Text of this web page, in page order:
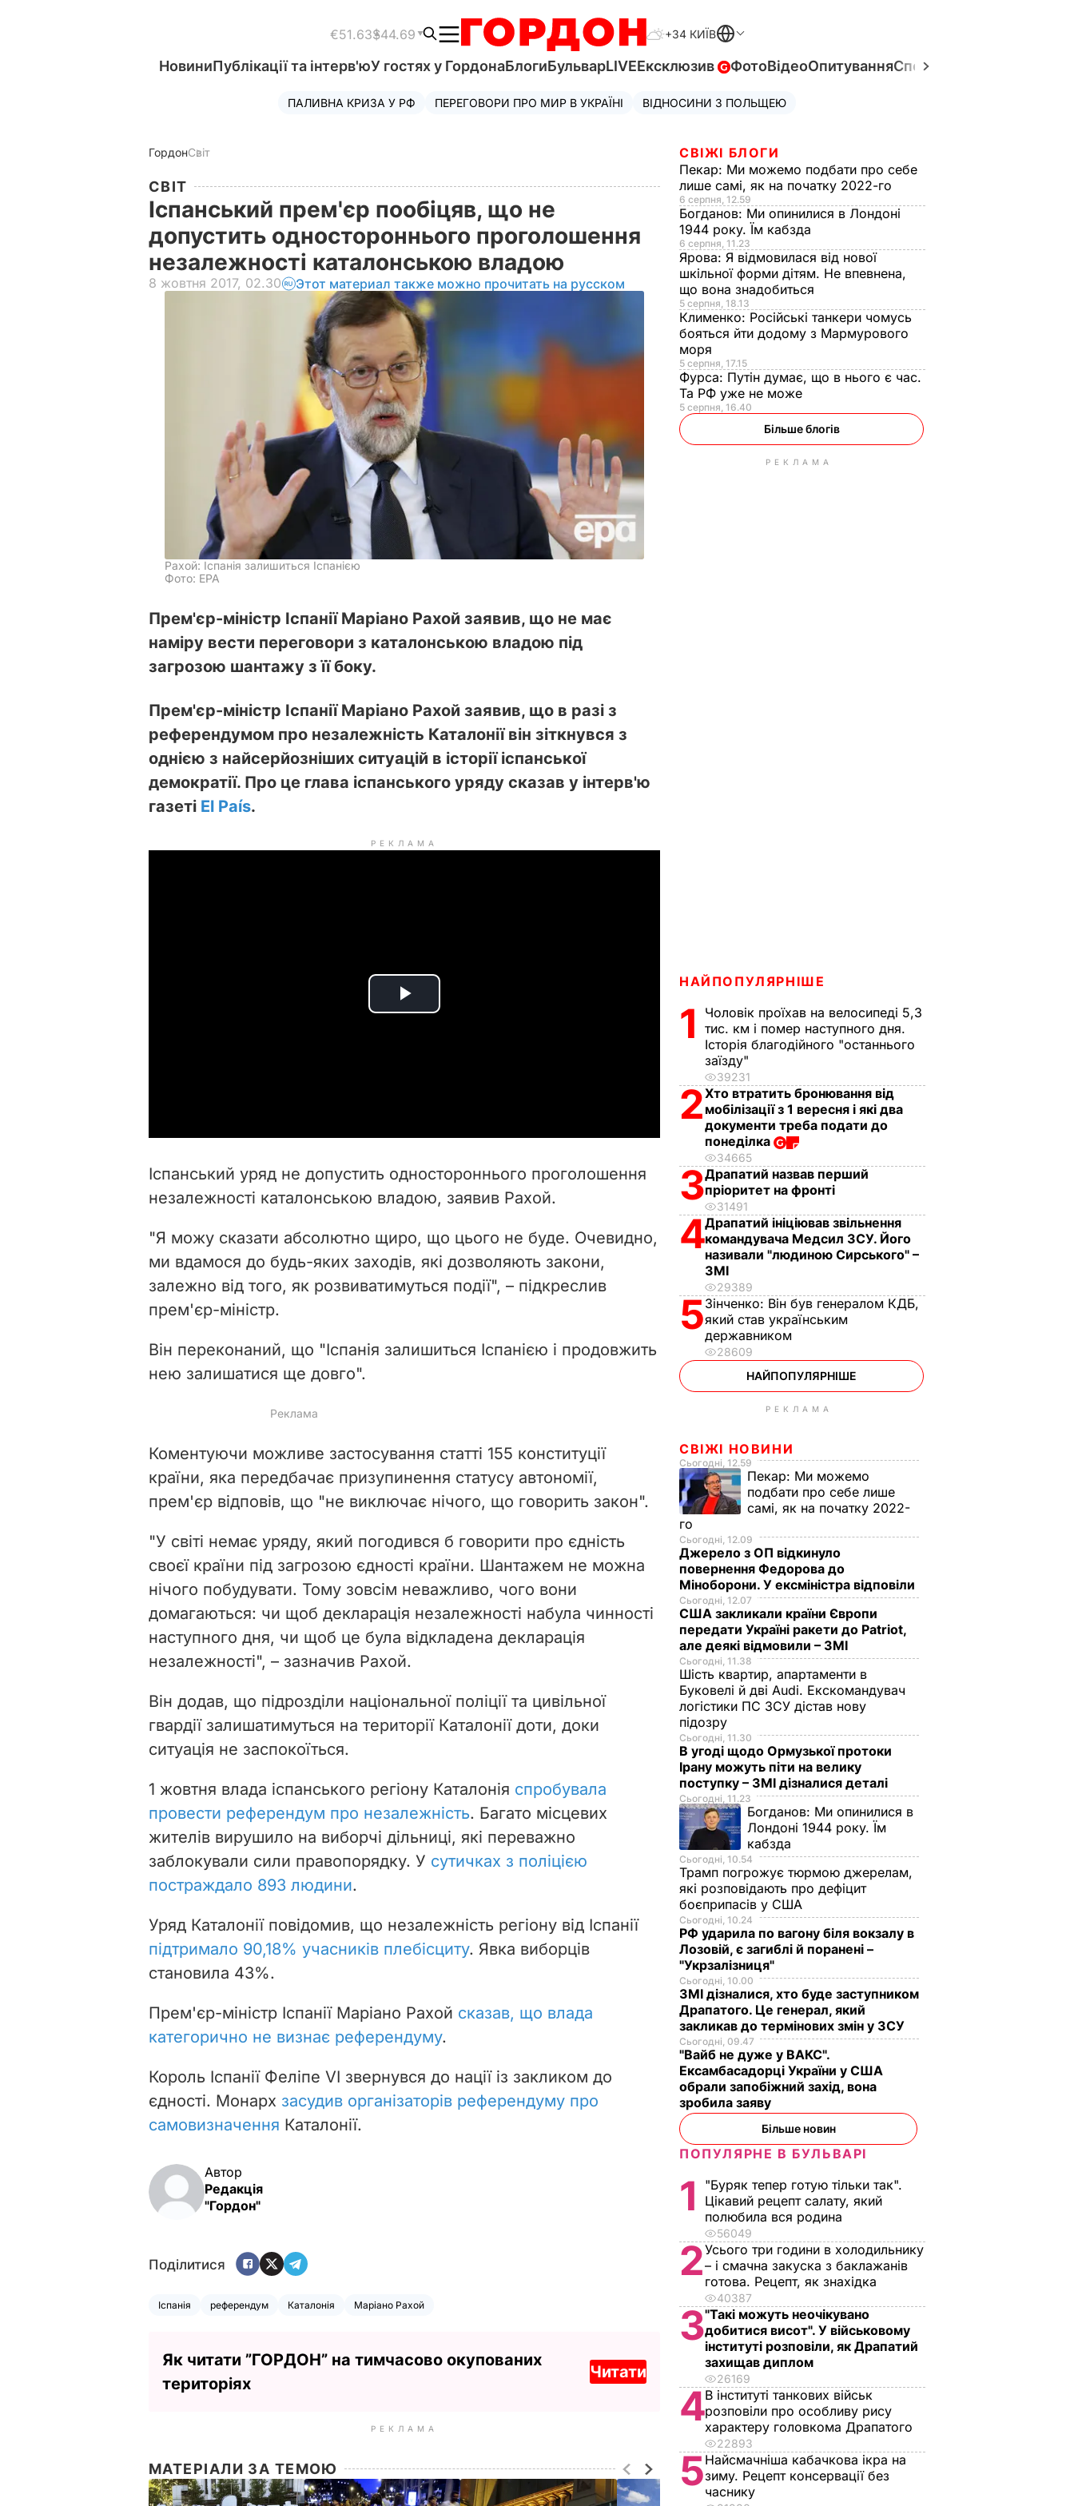
€51.63$44.69 +34 КИЇВ
НовиниПублікації та інтерв'юУ гостях у ГордонаБлогиБульварLIVEЕксклюзив ФотоВідеоОпитуванняСпецпроєкти
ПАЛИВНА КРИЗА У РФ ПЕРЕГОВОРИ ПРО МИР В УКРАЇНІ ВІДНОСИНИ З ПОЛЬЩЕЮ
ГордонСвіт
СВІТ
Іспанський прем'єр пообіцяв, що не
допустить одностороннього проголошення
незалежності каталонською владою
8 жовтня 2017, 02.30 Этот материал также можно прочитать на русском
Рахой: Іспанія залишиться Іспанією
Фото: ЕРА
Прем'єр-міністр Іспанії Маріано Рахой заявив, що не має
наміру вести переговори з каталонською владою під
загрозою шантажу з її боку.
Прем'єр-міністр Іспанії Маріано Рахой заявив, що в разі з
референдумом про незалежність Каталонії він зіткнувся з
однією з найсерйозніших ситуацій в історії іспанської
демократії. Про це глава іспанського уряду сказав у інтерв'ю
газеті El País.
РЕКЛАМА
P
i
d
e
o
Іспанський уряд не допустить одностороннього проголошення
незалежності каталонською владою, заявив Рахой.
"Я можу сказати абсолютно щиро, що цього не буде. Очевидно,
ми вдамося до будь-яких заходів, які дозволяють закони,
залежно від того, як розвиватимуться події", – підкреслив
прем'єр-міністр.
Він переконаний, що "Іспанія залишиться Іспанією і продовжить
нею залишатися ще довго".
Коментуючи можливе застосування статті 155 конституції
країни, яка передбачає призупинення статусу автономії,
прем'єр відповів, що "не виключає нічого, що говорить закон".
"У світі немає уряду, який погодився б говорити про єдність
своєї країни під загрозою єдності країни. Шантажем не можна
нічого побудувати. Тому зовсім неважливо, чого вони
домагаються: чи щоб декларація незалежності набула чинності
наступного дня, чи щоб це була відкладена декларація
незалежності", – зазначив Рахой.
Він додав, що підрозділи національної поліції та цивільної
гвардії залишатимуться на території Каталонії доти, доки
ситуація не заспокоїться.
1 жовтня влада іспанського регіону Каталонія спробувала
провести референдум про незалежність. Багато місцевих
жителів вирушило на виборчі дільниці, які переважно
заблокували сили правопорядку. У сутичках з поліцією
постраждало 893 людини.
Уряд Каталонії повідомив, що незалежність регіону від Іспанії
підтримало 90,18% учасників плебісциту. Явка виборців
становила 43%.
Прем'єр-міністр Іспанії Маріано Рахой сказав, що влада
категорично не визнає референдуму.
Король Іспанії Феліпе VI звернувся до нації із закликом до
єдності. Монарх засудив організаторів референдуму про
самовизначення Каталонії.
Автор
Редакція
"Гордон"
Поділитися
Іспанія референдум Каталонія Маріано Рахой
Як читати ”ГОРДОН” на тимчасово окупованих
територіях
Читати
РЕКЛАМА
МАТЕРІАЛИ ЗА ТЕМОЮ
СВІЖІ БЛОГИ
Пекар: Ми можемо подбати про себе
лише самі, як на початку 2022-го
6 серпня, 12.59
Богданов: Ми опинилися в Лондоні
1944 року. Їм кабзда
6 серпня, 11.23
Ярова: Я відмовилася від нової
шкільної форми дітям. Не впевнена,
що вона знадобиться
5 серпня, 18.13
Клименко: Російські танкери чомусь
бояться йти додому з Мармурового
моря
5 серпня, 17.15
Фурса: Путін думає, що в нього є час.
Та РФ уже не може
5 серпня, 16.40
Більше блогів
РЕКЛАМА
НАЙПОПУЛЯРНІШЕ
1
Чоловік проїхав на велосипеді 5,3
тис. км і помер наступного дня.
Історія благодійного "останнього
заїзду"
39231
2Хто втратить бронювання від
мобілізації з 1 вересня і які два
документи треба подати до
понеділка
34665
3Драпатий назвав перший
пріоритет на фронті
31491
4Драпатий ініціював звільнення
командувача Медсил ЗСУ. Його
називали "людиною Сирського" –
ЗМІ
29389
5Зінченко: Він був генералом КДБ,
який став українським
державником
28609
НАЙПОПУЛЯРНІШЕ
РЕКЛАМА
СВІЖІ НОВИНИ
Сьогодні, 12.59
Пекар: Ми можемо
подбати про себе лише
самі, як на початку 2022-
го
Сьогодні, 12.09
Джерело з ОП відкинуло
повернення Федорова до
Міноборони. У ексміністра відповіли
Сьогодні, 12.07
США закликали країни Європи
передати Україні ракети до Patriot,
але деякі відмовили – ЗМІ
Сьогодні, 11.38
Шість квартир, апартаменти в
Буковелі й дві Audi. Екскомандувач
логістики ПС ЗСУ дістав нову
підозру
Сьогодні, 11.30
В угоді щодо Ормузької протоки
Ірану можуть піти на велику
поступку – ЗМІ дізналися деталі
Сьогодні, 11.23
Богданов: Ми опинилися в
Лондоні 1944 року. Їм
кабзда
Сьогодні, 10.54
Трамп погрожує тюрмою джерелам,
які розповідають про дефіцит
боєприпасів у США
Сьогодні, 10.24
РФ ударила по вагону біля вокзалу в
Лозовій, є загиблі й поранені –
"Укрзалізниця"
Сьогодні, 10.00
ЗМІ дізналися, хто буде заступником
Драпатого. Це генерал, який
закликав до термінових змін у ЗСУ
Сьогодні, 09.47
"Вайб не дуже у ВАКС".
Ексамбасадорці України у США
обрали запобіжний захід, вона
зробила заяву
Більше новин
ПОПУЛЯРНЕ В БУЛЬВАРІ
1
"Буряк тепер готую тільки так".
Цікавий рецепт салату, який
полюбила вся родина
56049
2Усього три години в холодильнику
– і смачна закуска з баклажанів
готова. Рецепт, як знахідка
40387
3"Такі можуть неочікувано
добитися висот". У військовому
інституті розповіли, як Драпатий
захищав диплом
26169
4В інституті танкових військ
розповіли про особливу рису
характеру головкома Драпатого
22893
5Найсмачніша кабачкова ікра на
зиму. Рецепт консервації без
часнику